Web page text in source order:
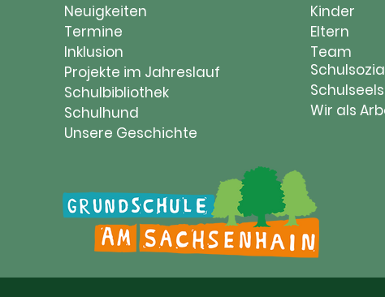
Navigation
überspringen
Neuigkeiten
Termine
Inklusion
Projekte im Jahreslauf
Schulbibliothek
Schulhund
Unsere Geschichte
Navigation
Kinder
Eltern
Team
Wir als